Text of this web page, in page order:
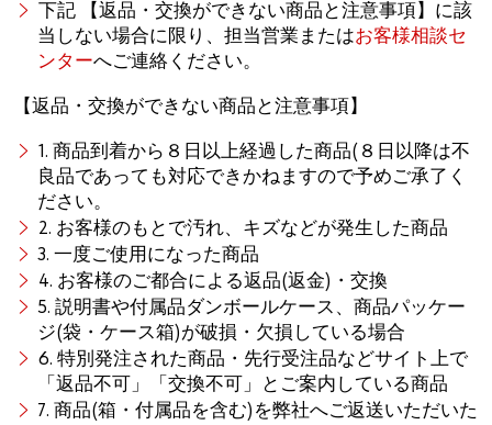
下記 【返品・交換ができない商品と注意事項】に該
当しない場合に限り、担当営業またはお客様相談セ
ンターへご連絡ください。
【返品・交換ができない商品と注意事項】
1. 商品到着から８日以上経過した商品(８日以降は不
良品であっても対応できかねますので予めご承了く
ださい。
2. お客様のもとで汚れ、キズなどが発生した商品
3. 一度ご使用になった商品
4. お客様のご都合による返品(返金)・交換
5. 説明書や付属品ダンボールケース、商品パッケー
ジ(袋・ケース箱)が破損・欠損している場合
6. 特別発注された商品・先行受注品などサイト上で
「返品不可」「交換不可」とご案内している商品
7. 商品(箱・付属品を含む)を弊社へご返送いただいた